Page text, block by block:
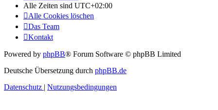
Alle Zeiten sind UTC+02:00
Alle Cookies löschen
Das Team
Kontakt
Powered by phpBB® Forum Software © phpBB Limited
Deutsche Übersetzung durch phpBB.de
Datenschutz | Nutzungsbedingungen